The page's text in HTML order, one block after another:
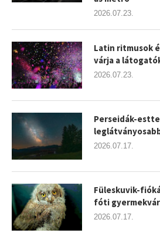
2026.07.23.
Latin ritmusok
várja a
2026.07.23.
Perseidák-
2026.07.17.
Füleskuvik-
fóti
2026.07.17.